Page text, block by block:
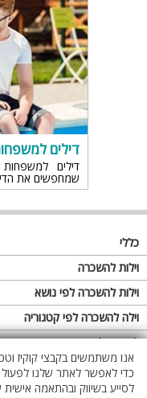
דילים
דילים
שמחפשים את
כללי
מגזין
פרסום באתר
תקנון
מדיניות פרטיות
וילות להשכרה
וילות בצפון
וילות במרכז
וילות בדרום
וילות באילת
וילות בשרון
וילות להשכרה לפי נושא
וילה לזוגות
וילות למשפחות
וילות לציבור הדתי
אירוח דרוזי
וילה להשכרה לפי קטגוריה
וילות עם בריכה
וילה עם בריכה מחוממת
וילה עם בריכה מחוממת
לופטים להשכרה
לופט
לופטים בצפון
אנו משתמשים בקבצי קוקיז
כדי לאפשר לאתר שלנו
לסייע בשיווק ובהתאמה